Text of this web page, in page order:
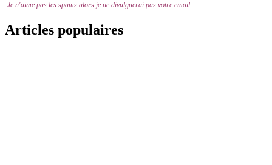
Je n'aime pas les spams alors je ne divulguerai pas votre email.
Articles populaires